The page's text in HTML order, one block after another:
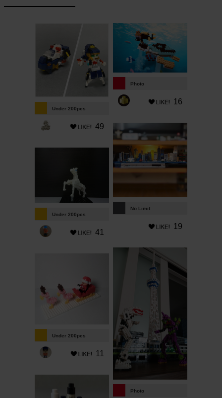
Under 200pcs
49
Photo
16
No Limit
19
Under 200pcs
41
Photo
Under 200pcs
11